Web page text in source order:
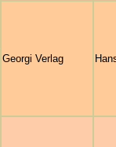
Georgi Verlag